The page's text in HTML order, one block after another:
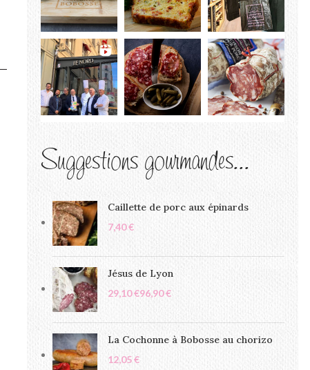
Suggestions gourmandes...
Caillette de porc aux épinards
€
Jésus de Lyon
€ €
La Cochonne à Bobosse au chorizo
€